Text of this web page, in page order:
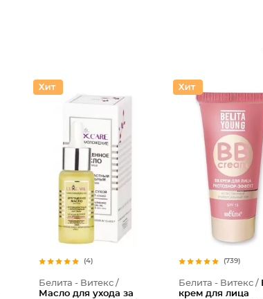
(4)
Белита - Витекс /
Масло для ухода за
(739)
Белита - Витекс /
крем для лица